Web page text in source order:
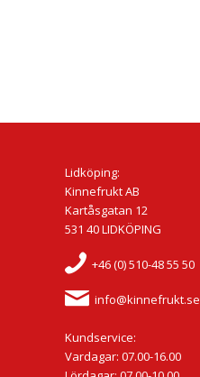
Lidköping:
Kinnefrukt AB
Kartåsgatan 12
531 40 LIDKÖPING
+46 (0) 510-48 55 50
info@kinnefrukt.se
Kundservice:
Vardagar: 07.00-16.00